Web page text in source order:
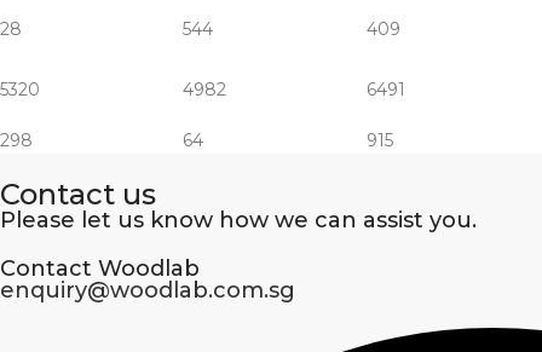
28 544 409
5320
298
4982
64
6491
915
Contact us
Please let us know how we can assist you.
Contact Woodlab
enquiry@woodlab.com.sg